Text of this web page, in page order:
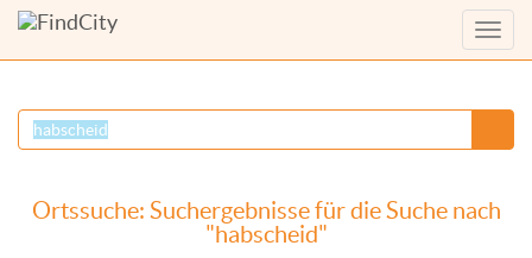
Menü
Ortssuche: Suchergebnisse für die Suche nach
"habscheid"